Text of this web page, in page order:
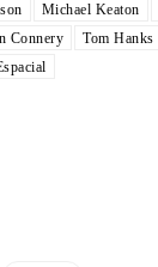
Michael Keaton
Connery
Tom Hanks